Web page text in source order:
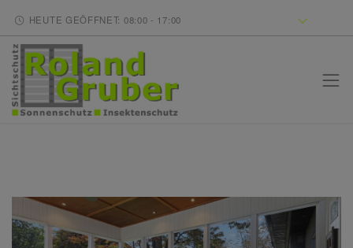
HEUTE GEÖFFNET: 08:00 - 17:00